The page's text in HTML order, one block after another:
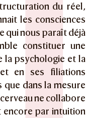
du réel,
les consciences
qui nous paraît déjà
constituer une
la psychologie et la
en ses filiations
dans la mesure
cerveau ne collabore
encore par intuition